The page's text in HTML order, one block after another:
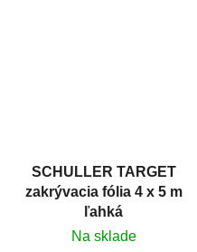
SCHULLER TARGET
zakrývacia fólia 4 x 5 m
ľahká
Na sklade